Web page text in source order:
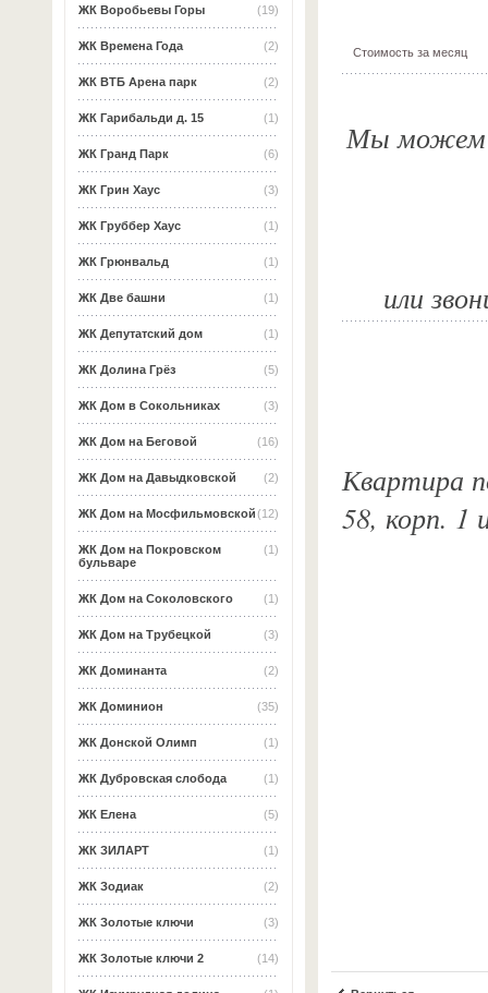
(19)
ЖК Воробьевы Горы
(2)
ЖК Времена Года
(2)
ЖК ВТБ Арена парк
(1)
ЖК Гарибальди д. 15
(6)
ЖК Гранд Парк
(3)
ЖК Грин Хаус
(1)
ЖК Груббер Хаус
(1)
ЖК Грюнвальд
(1)
ЖК Две башни
(1)
ЖК Депутатский дом
(5)
ЖК Долина Грёз
(3)
ЖК Дом в Сокольниках
(16)
ЖК Дом на Беговой
(2)
ЖК Дом на Давыдковской
(12)
ЖК Дом на Мосфильмовской
(1)
ЖК Дом на Покровском
бульваре
(1)
ЖК Дом на Соколовского
(3)
ЖК Дом на Трубецкой
(2)
ЖК Доминанта
(35)
ЖК Доминион
(1)
ЖК Донской Олимп
(1)
ЖК Дубровская слобода
(5)
ЖК Елена
(1)
ЖК ЗИЛАРТ
(2)
ЖК Зодиак
(3)
ЖК Золотые ключи
(14)
ЖК Золотые ключи 2
Стоимость за месяц
Мы можем
или
Квартира
58, корп. 1